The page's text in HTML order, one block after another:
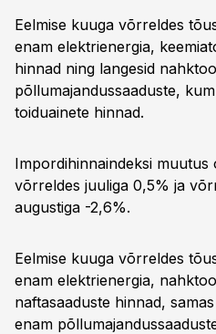
Eelmise kuuga võrreldes
enam elektrienergia,
hinnad ning langesid
põllumajandussaaduste,
toiduainete hinnad.
Impordihinnaindeksi muutus
võrreldes juuliga 0,5% ja
augustiga -2,6%.
Eelmise kuuga võrreldes
enam elektrienergia,
naftasaaduste hinnad,
enam